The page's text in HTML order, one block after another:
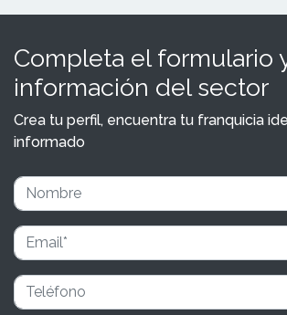
Completa el formulario
información del sector
Crea tu perfil, encuentra tu franquicia
informado